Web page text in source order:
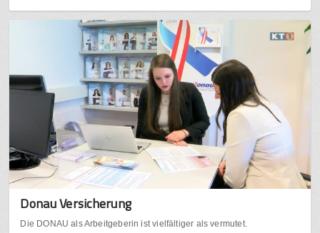
Donau Versicherung
Die DONAU als Arbeitgeberin ist vielfältiger als vermutet.